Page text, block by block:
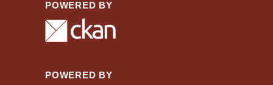
POWERED BY
POWERED BY